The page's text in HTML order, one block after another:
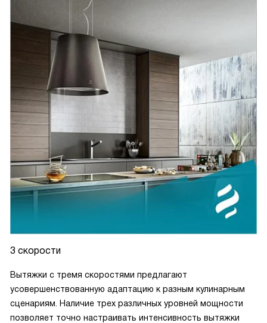
3 скорости
Вытяжки с тремя скоростями предлагают
усовершенствованную адаптацию к разным кулинарным
сценариям. Наличие трех различных уровней мощности
позволяет точно настраивать интенсивность вытяжки